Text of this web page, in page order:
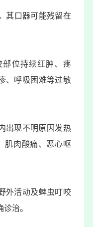
其口器可能残留在
部位持续红肿、疼
、呼吸困难等过敏
出现不明原因发热
肌肉酸痛、恶心呕
外活动及蜱虫叮咬
治。